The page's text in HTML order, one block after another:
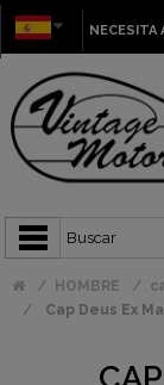
NECESITA
HOMBRE
Cap Deus Ex